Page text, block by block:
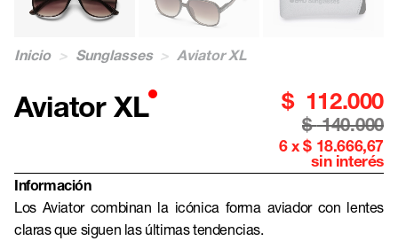
Inicio > Sunglasses > Aviator XL
Aviator XL $ 112.000
$ 140.000
6 x $ 18.666,67
sin interés
Información
Los Aviator combinan la icónica forma aviador con lentes
claras que siguen las últimas tendencias.